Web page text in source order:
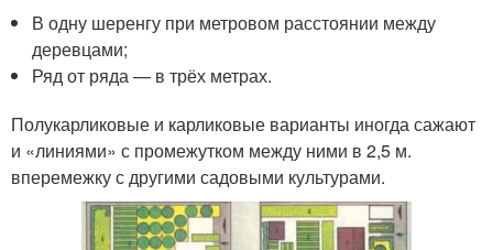
В одну шеренгу при метровом расстоянии между
деревцами;
Ряд от ряда — в трёх метрах.
Полукарликовые и карликовые варианты иногда сажают
и «линиями» с промежутком между ними в 2,5 м.
вперемежку с другими садовыми культурами.